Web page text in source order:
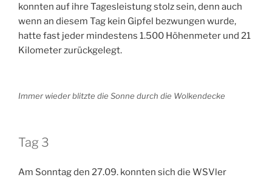
konnten auf ihre Tagesleistung stolz sein, denn auch
wenn an diesem Tag kein Gipfel bezwungen wurde,
hatte fast jeder mindestens 1.500 Höhenmeter und 21
Kilometer zurückgelegt.
Immer wieder blitzte die Sonne durch die Wolkendecke
Tag 3
Am Sonntag den 27.09. konnten sich die WSVler